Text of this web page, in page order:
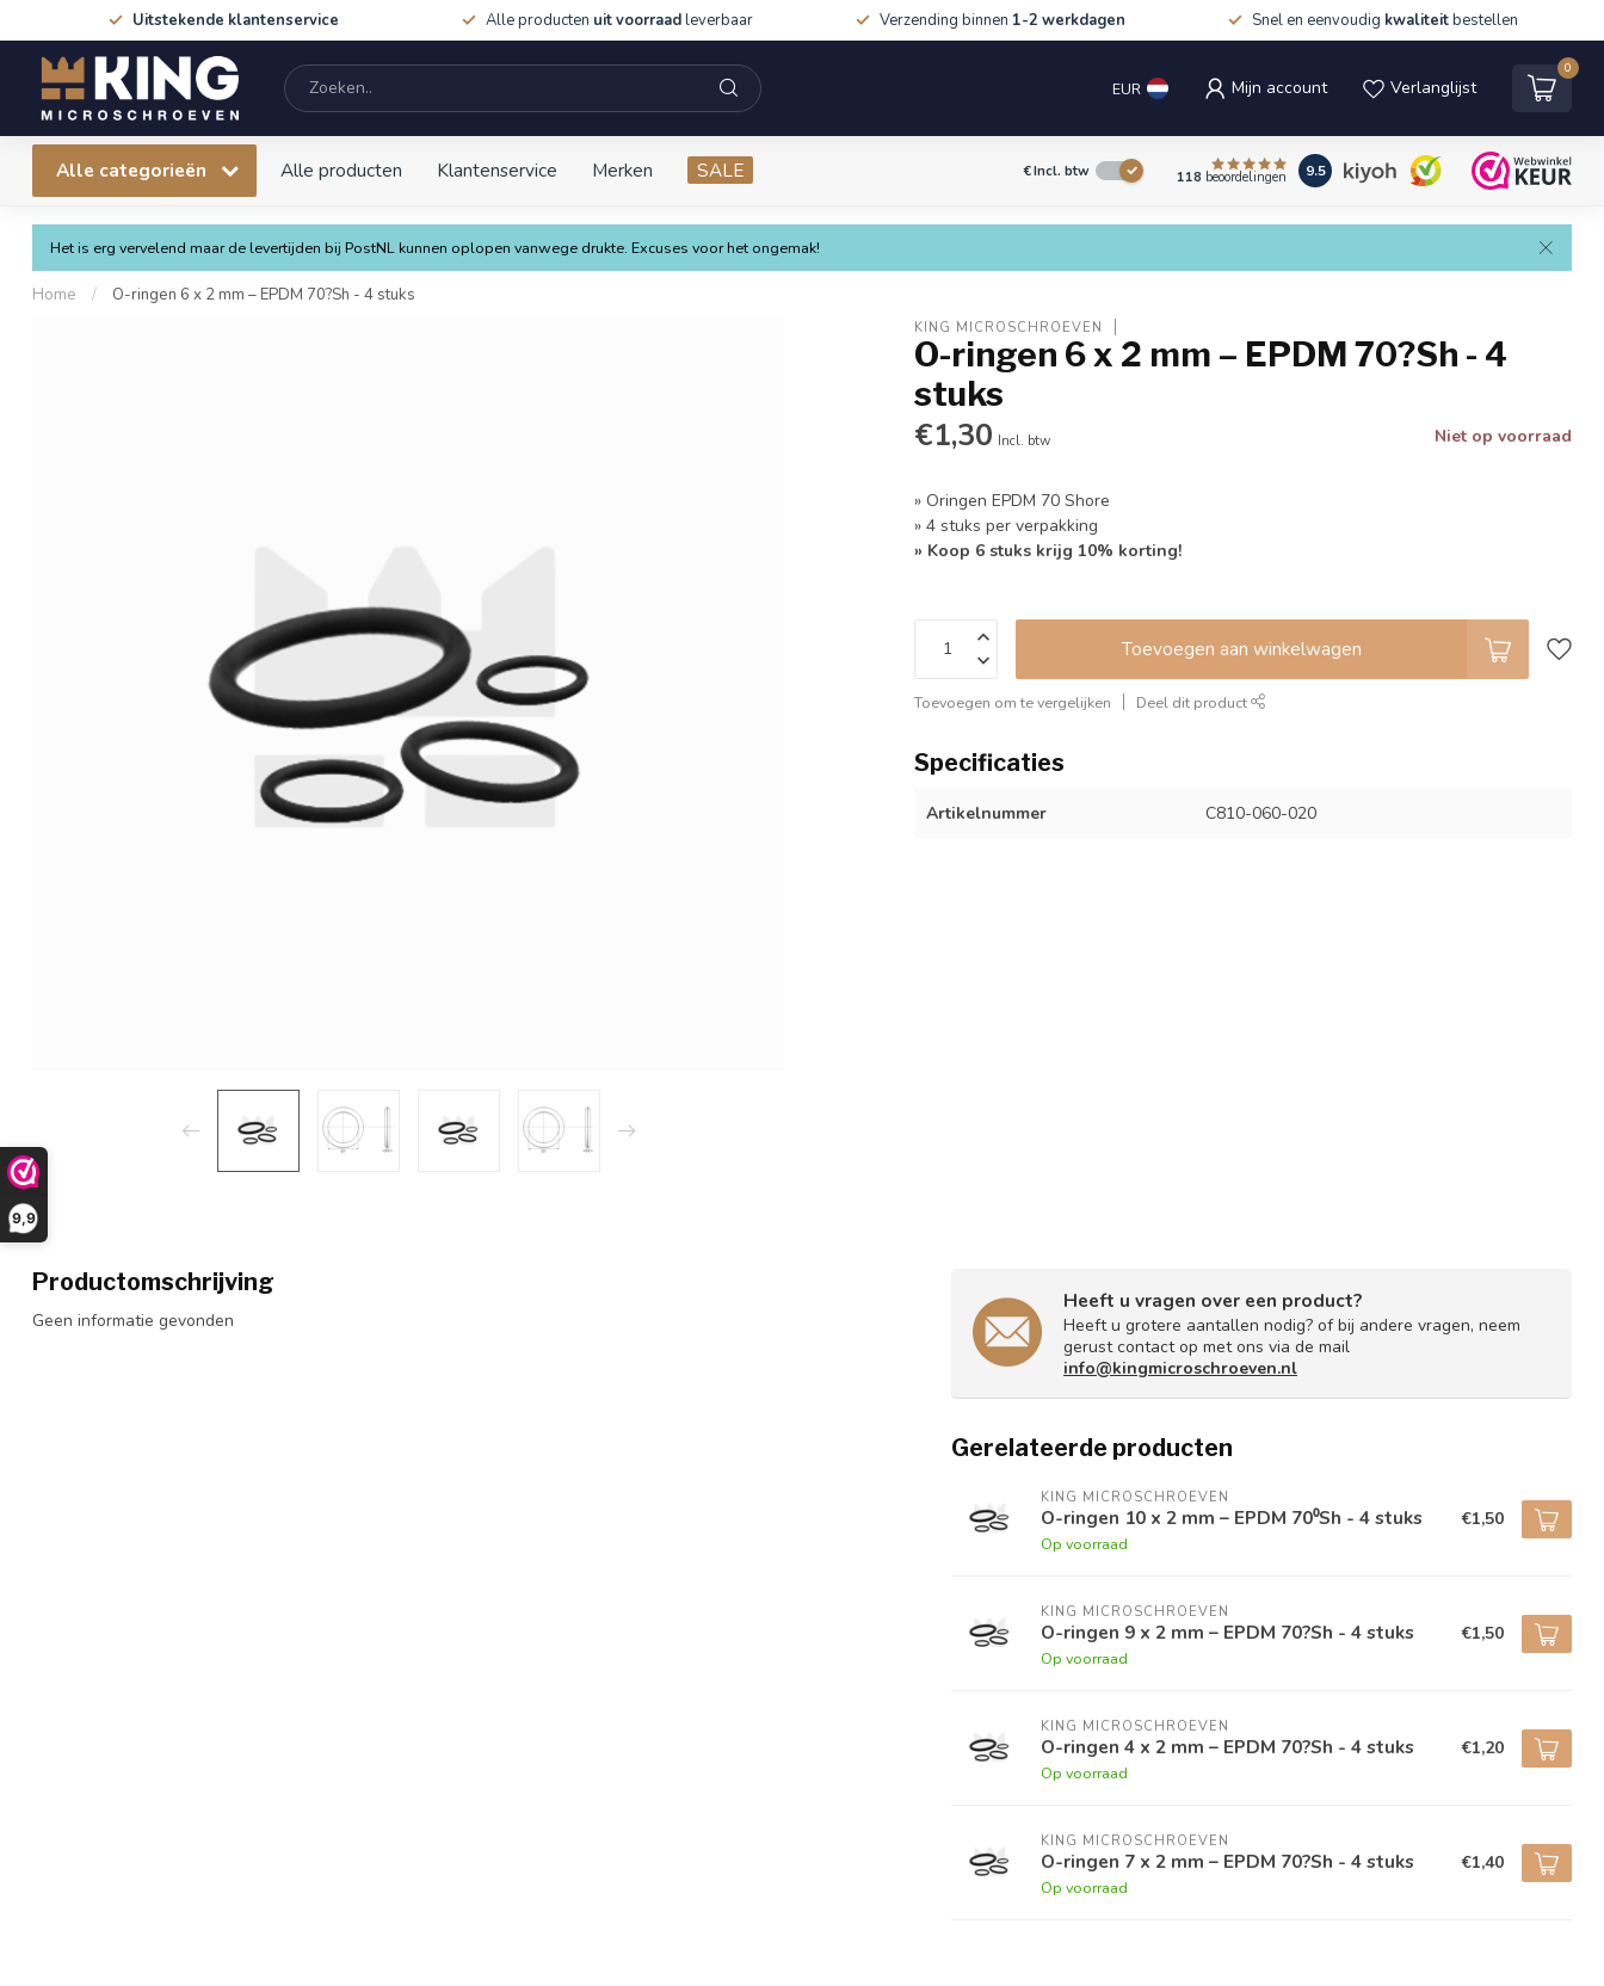
9,9
Uitstekende klantenservice Alle producten uit voorraadleverbaar Verzending binnen 1-2 werkdagen Snel en eenvoudig kwaliteitbestellen
EUR Mijn account Verlanglijst
0
Alle categorieën Alle producten Klantenservice Merken SALE €Incl. btw 118 beoordelingen 9.5
Het is erg vervelend maar de levertijden bij PostNL kunnen oplopen vanwege drukte. Excuses voor het ongemak!
Home / O-ringen 6 x 2 mm – EPDM 70?Sh - 4 stuks
KING MICROSCHROEVEN
O-ringen 6 x 2 mm – EPDM 70?Sh - 4
stuks
€1,30 Incl. btw Niet op voorraad
» Oringen EPDM 70 Shore
» 4 stuks per verpakking
» Koop 6 stuks krijg 10% korting!
Toevoegen aan winkelwagen
Toevoegen om te vergelijken Deel dit product
Specificaties
Artikelnummer C810-060-020
Productomschrijving
Geen informatie gevonden
Heeft u vragen over een product?
Heeft u grotere aantallen nodig? of bij andere vragen, neem
gerust contact op met ons via de mail
info@kingmicroschroeven.nl
Gerelateerde producten
KING MICROSCHROEVEN
O-ringen 10 x 2 mm – EPDM 70⁰Sh - 4 stuks
Op voorraad
€1,50
KING MICROSCHROEVEN
O-ringen 9 x 2 mm – EPDM 70?Sh - 4 stuks
Op voorraad
€1,50
KING MICROSCHROEVEN
O-ringen 4 x 2 mm – EPDM 70?Sh - 4 stuks
Op voorraad
€1,20
KING MICROSCHROEVEN
O-ringen 7 x 2 mm – EPDM 70?Sh - 4 stuks
Op voorraad
€1,40